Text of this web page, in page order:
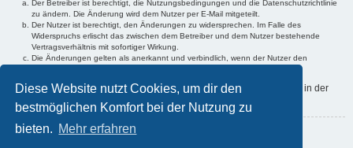
Diese Website nutzt Cookies, um dir den
bestmöglichen Komfort bei der Nutzung zu
bieten. Mehr erfahren
Der Betreiber ist berechtigt, die Nutzungsbedingungen und die Datenschutzrichtlinie
zu ändern. Die Änderung wird dem Nutzer per E-Mail mitgeteilt.
Der Nutzer ist berechtigt, den Änderungen zu widersprechen. Im Falle des
Widerspruchs erlischt das zwischen dem Betreiber und dem Nutzer bestehende
Vertragsverhältnis mit sofortiger Wirkung.
Die Änderungen gelten als anerkannt und verbindlich, wenn der Nutzer den
Informationen über den Umgang mit deinen persönlichen Daten sind in der
Datenschutzrichtlinie enthalten.
Zurück zur Anmeldemaske